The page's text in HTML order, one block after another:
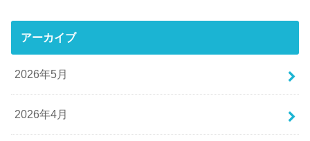
アーカイブ
2026年5月
2026年4月